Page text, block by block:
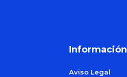
Información
Aviso Legal